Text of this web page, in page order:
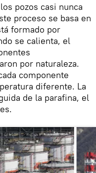
pozos casi nunca
proceso se basa en
formado por
se calienta, el
por naturaleza.
componente
diferente. La
de la parafina, el